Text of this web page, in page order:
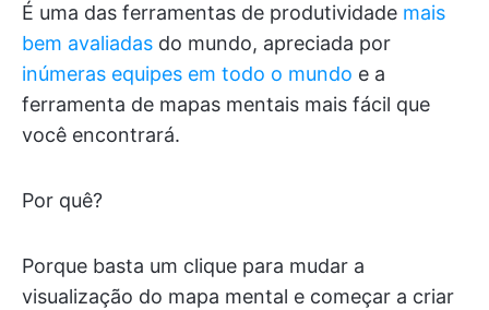
É uma das ferramentas de produtividade mais
bem avaliadas do mundo, apreciada por
inúmeras equipes em todo o mundo e a
ferramenta de mapas mentais mais fácil que
você encontrará.
Por quê?
Porque basta um clique para mudar a
visualização do mapa mental e começar a criar